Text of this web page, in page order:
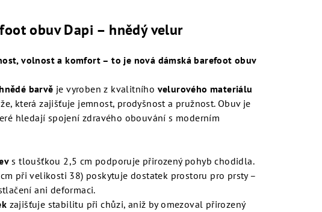
obuv Dapi – hnědý velur
volnost a komfort – to je nová dámská barefoot obuv
barvě je vyroben z kvalitního velurového materiálu
která zajišťuje jemnost, prodyšnost a pružnost. Obuv je
hledají spojení zdravého obouvání s moderním
s tloušťkou 2,5 cm podporuje přirozený pohyb chodidla.
při velikosti 38) poskytuje dostatek prostoru pro prsty –
ani deformaci.
zajišťuje stabilitu při chůzi, aniž by omezoval přirozený